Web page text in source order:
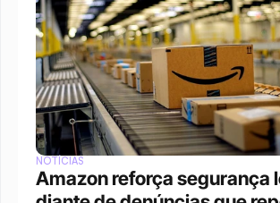
NOTÍCIAS
Amazon reforça segurança